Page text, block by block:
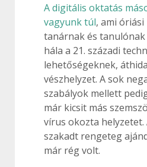
A digitális oktatás
vagyunk túl, ami
tanárnak és
hála a 21. századi
lehetőségeknek,
vészhelyzet. A sok
szabályok mellett
már kicsit más
vírus okozta helyzetet.
szakadt rengeteg
már rég volt.